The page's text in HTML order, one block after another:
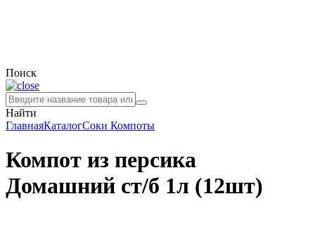
Поиск
Найти
ГлавнаяКаталогСоки Компоты
Компот из персика
Домашний ст/б 1л (12шт)